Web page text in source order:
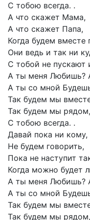
С тобою всегда. .
А что скажет Мама,
А что скажет Папа,
Когда будем вместе
Они ведь и так ни
С тобой не пускают
А ты меня Любишь?
А ты со мной
Так будем мы
Так будем мы рядом,
С тобою всегда. .
Давай пока ни кому,
Не будем говорить,
Пока не наступит
Когда можно будет
А ты меня Любишь?
А ты со мной
Так будем мы
Так будем мы рядом,